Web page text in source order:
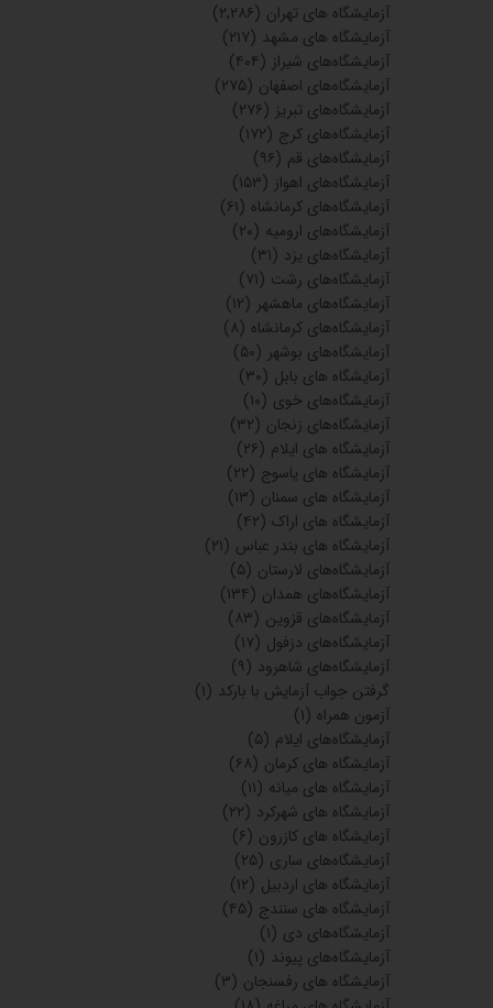
آزمایشگاه‌ های تهران (۲,۲۸۶)
آزمایشگاه های مشهد (۲۱۷)
آزمایشگاه‌های شیراز (۴۰۴)
آزمایشگاه‌های اصفهان (۲۷۵)
آزمایشگاه‌های تبریز (۲۷۶)
آزمایشگاه‌های کرج (۱۷۲)
آزمایشگاه‌های قم (۹۶)
آزمایشگاه‌های اهواز (۱۵۳)
آزمایشگاه‌های کرمانشاه (۶۱)
آزمایشگاه‌های ارومیه (۲۰)
آزمایشگاه‌های یزد (۳۱)
آزمایشگاه‌های رشت (۷۱)
آزمایشگاه‌های ماهشهر (۱۲)
آزمایشگاه‌های کرمانشاه (۸)
آزمایشگاه‌های بوشهر (۵۰)
آزمایشگاه های بابل (۳۰)
آزمایشگاه‌های خوی (۱۰)
آزمایشگاه‌های زنجان (۳۲)
آزمایشگاه های ایلام (۲۶)
آزمایشگاه های یاسوج (۲۲)
آزمایشگاه های سمنان (۱۳)
آزمایشگاه های اراک (۴۲)
آزمایشگاه های بندر عباس (۲۱)
آزمایشگاه‌های لارستان (۵)
آزمایشگاه‌های همدان (۱۳۴)
آزمایشگاه‌های قزوین (۸۳)
آزمایشگاه‌های دزفول (۱۷)
آزمایشگاه‌های شاهرود (۹)
گرفتن جواب آزمایش با بارکد (۱)
آزمون همراه (۱)
آزمایشگاه‌های ایلام (۵)
آزمایشگاه های کرمان (۶۸)
آزمایشگاه های میانه (۱۱)
آزمایشگاه های شهرکرد (۲۲)
آزمایشگاه های کازرون (۶)
آزمایشگاه‌های ساری (۲۵)
آزمایشگاه های اردبیل (۱۲)
آزمایشگاه های سنندج (۴۵)
آزمایشگاه‌های دی (۱)
آزمایشگاه‌های پیوند (۱)
آزمایشگاه های رفسنجان (۳)